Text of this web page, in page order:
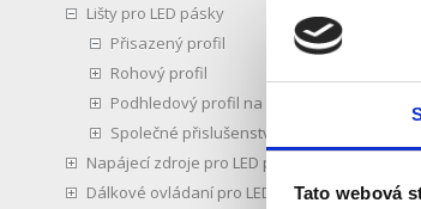
Tato webová
Lišty pro LED pásky
Přisazený profil
Rohový profil
Podhledový profil na zafrézování
Společné přislušenství
Napájecí zdroje pro LED pásky
Dálkové ovládaní pro LED pásky